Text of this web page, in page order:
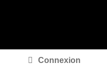
Connexion